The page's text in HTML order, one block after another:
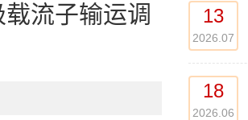
流子输运调
13
2026.07
18
2026.06